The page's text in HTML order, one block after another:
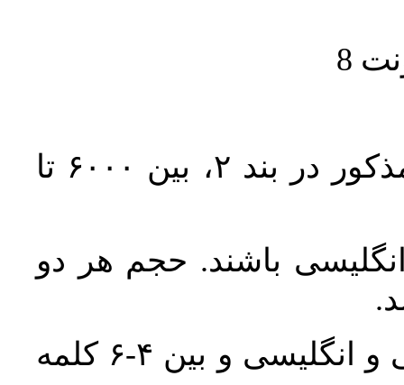
حجم کل مقاله با احتساب تمام بخش‌های مذکور در بند ۲، بین ۶۰۰۰ تا
باشند. حجم هر دو
واژگان کلیدی بلافاصله پس از چکیده فارسی و انگلیسی و بین ۴-۶ کلمه